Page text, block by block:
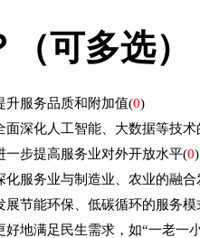
可多选）
升服务品质和附加值(0)
面深化人工智能、大数据等技术
一步提高服务业对外开放水平(0)
化服务业与制造业、农业的融合
展节能环保、低碳循环的服务模
好地满足民生需求，如“一老一